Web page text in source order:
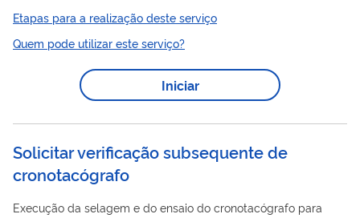
certificações de produtos, sistemas de gestão, pessoas,
Para isto, utiliza programas de acreditação, estabelecidos em
Normas, cujos requisitos devem ser atendidos, plenamente,
pelos solicitantes. Esta acreditação engloba as modalidades:
organismos de certificação baseada no...
Etapas para a realização deste serviço
Quem pode utilizar este serviço?
Iniciar
Solicitar verificação subsequente de
cronotacógrafo
Execução da selagem e do ensaio do cronotacógrafo para